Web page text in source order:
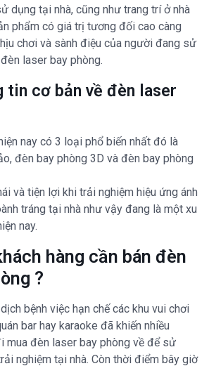
dụng tại nhà, cũng như trang trí ở nhà
phẩm có giá trị tương đối cao càng
chơi và sành điệu của người đang sử
laser bay phòng.
tin cơ bản về đèn laser
nay có 3 loại phổ biến nhất đó là
đèn bay phòng 3D và đèn bay phòng
và tiện lợi khi trải nghiệm hiệu ứng ánh
tráng tại nhà như vậy đang là một xu
nay.
hàng cần bán đèn
?
bệnh việc hạn chế các khu vui chơi
bar hay karaoke đã khiến nhiều
mua đèn laser bay phòng về để sử
nghiệm tại nhà. Còn thời điểm bây giờ